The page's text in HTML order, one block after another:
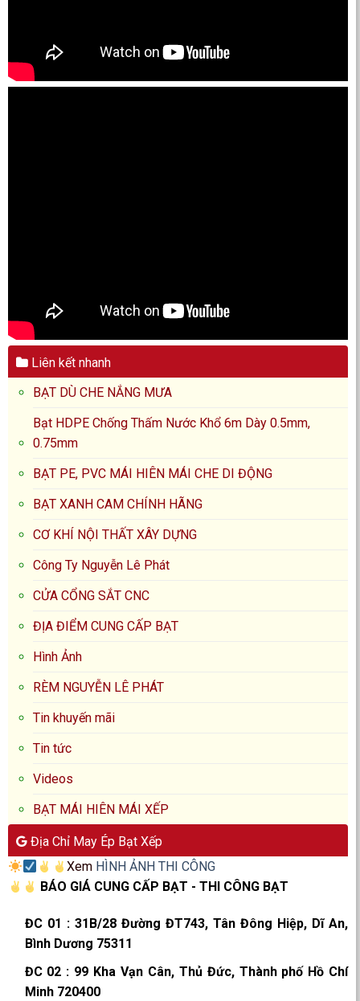
Liên kết nhanh
BẠT DÙ CHE NẮNG MƯA
Bạt HDPE Chống Thấm Nước Khổ 6m Dày 0.5mm,
0.75mm
BẠT PE, PVC MÁI HIÊN MÁI CHE DI ĐỘNG
BẠT XANH CAM CHÍNH HÃNG
CƠ KHÍ NỘI THẤT XÂY DỰNG
Công Ty Nguyễn Lê Phát
CỬA CỔNG SẮT CNC
ĐỊA ĐIỂM CUNG CẤP BẠT
Hình Ảnh
RÈM NGUYỄN LÊ PHÁT
Tin khuyến mãi
Tin tức
Videos
BẠT MÁI HIÊN MÁI XẾP
Địa Chỉ May Ép Bạt Xếp
Xem HÌNH ẢNH THI CÔNG
BÁO GIÁ CUNG CẤP BẠT - THI CÔNG BẠT
ĐC 01 :31B/28 Đường ĐT743, Tân Đông Hiệp, Dĩ An,
Bình Dương 75311
ĐC 02 : 99 Kha Vạn Cân, Thủ Đức, Thành phố Hồ Chí
Minh 720400